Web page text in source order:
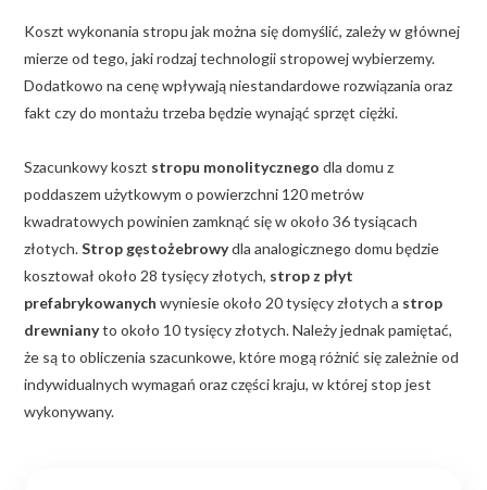
Koszt wykonania stropu jak można się domyślić, zależy w głównej
mierze od tego, jaki rodzaj technologii stropowej wybierzemy.
Dodatkowo na cenę wpływają niestandardowe rozwiązania oraz
fakt czy do montażu trzeba będzie wynająć sprzęt ciężki.
Szacunkowy koszt stropu monolitycznego dla domu z
poddaszem użytkowym o powierzchni 120 metrów
kwadratowych powinien zamknąć się w około 36 tysiącach
złotych.Strop gęstożebrowydla analogicznego domu będzie
kosztował około 28 tysięcy złotych, strop z płyt
prefabrykowanych wyniesie około 20 tysięcy złotych a strop
drewnianyto około 10 tysięcy złotych. Należy jednak pamiętać,
że są to obliczenia szacunkowe, które mogą różnić się zależnie od
indywidualnych wymagań oraz części kraju, w której stop jest
wykonywany.